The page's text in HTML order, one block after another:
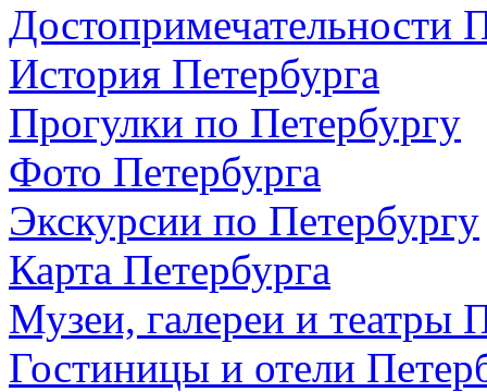
Достопримечательности
История Петербурга
Прогулки по Петербургу
Фото Петербурга
Экскурсии по Петербургу
Карта Петербурга
Музеи, галереи и театры
Гостиницы и отели